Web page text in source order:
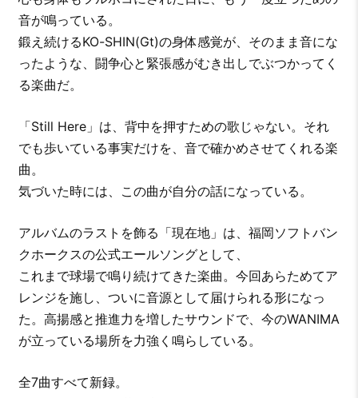
音が鳴っている。
鍛え続けるKO-SHIN(Gt)の身体感覚が、そのまま音にな
ったような、闘争心と緊張感がむき出しでぶつかってく
る楽曲だ。
「Still Here」は、背中を押すための歌じゃない。それ
でも歩いている事実だけを、音で確かめさせてくれる楽
曲。
気づいた時には、この曲が自分の話になっている。
アルバムのラストを飾る「現在地」は、福岡ソフトバン
クホークスの公式エールソングとして、
これまで球場で鳴り続けてきた楽曲。今回あらためてア
レンジを施し、ついに音源として届けられる形になっ
た。高揚感と推進力を増したサウンドで、今のWANIMA
が立っている場所を力強く鳴らしている。
全7曲すべて新録。